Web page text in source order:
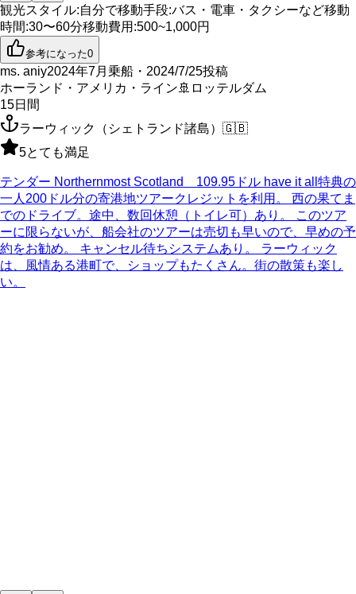
観光スタイル:自分で移動手段:バス・電車・タクシーなど移動
時間:30〜60分移動費用 :500~1,000円
参考になった0
ms. aniy2024年7月乗船・2024/7/25投稿
ホーランド・アメリカ・ライン 🚢 ロッテルダム
15日間
ラーウィック（シェトランド諸島） 🇬🇧
5とても満足
テンダー Northernmost Scotland 109.95ドル have it all特典の
一人200ドル分の寄港地ツアークレジットを利用。 西の果てま
でのドライブ。途中、数回休憩（トイレ可）あり。 このツア
ーに限らないが、船会社のツアーは売切も早いので、早めの予
約をお勧め。 キャンセル待ちシステムあり。 ラーウィック
は、風情ある港町で、ショップもたくさん。街の散策も楽し
い。